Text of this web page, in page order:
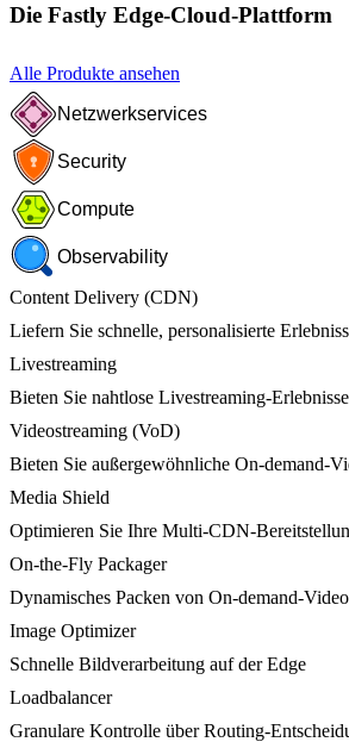
Die Fastly Edge-Cloud-Plattform
Alle Produkte ansehen
Netzwerkservices
Security
Compute
Observability
Content Delivery (CDN)
Liefern Sie schnelle, personalisierte
Livestreaming
Bieten Sie nahtlose Livestreaming-Erlebnisse
Videostreaming (VoD)
Bieten Sie außergewöhnliche On-demand-
Media Shield
Optimieren Sie Ihre Multi-CDN-
On-the-Fly Packager
Dynamisches Packen von On-demand-
Image Optimizer
Schnelle Bildverarbeitung auf der Edge
Loadbalancer
Granulare Kontrolle über Routing-